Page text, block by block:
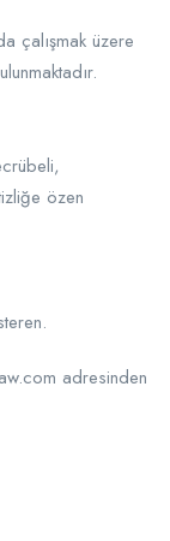
çalışmak üzere
özen
adresinden